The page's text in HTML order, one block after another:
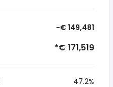
-€ 149,481
*€ 171,519
47.2%